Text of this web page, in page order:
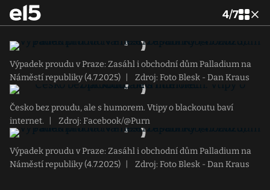
4/7
Výpadek proudu v Praze: Zasáhl i obchodní dům Palladium na
Náměstí republiky (4.7.2025)
Zdroj: Foto Blesk - Dan Kraus
Česko bez proudu, ale s humorem. Vtipy o blackoutu baví
internet.
Zdroj: Facebook/@Purn
Výpadek proudu v Praze: Zasáhl i obchodní dům Palladium na
Náměstí republiky (4.7.2025)
Zdroj: Foto Blesk - Dan Kraus